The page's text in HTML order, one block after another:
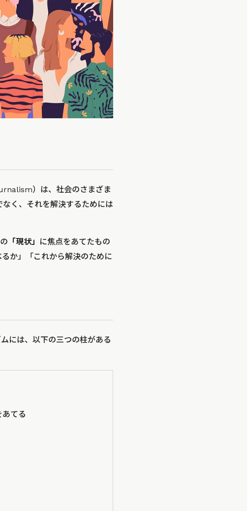
）は、社会のさまざま
く、それを解決するためには
「現状」
に焦点をあてたもの
か」「これから解決のために
には、以下の三つの柱がある
てる